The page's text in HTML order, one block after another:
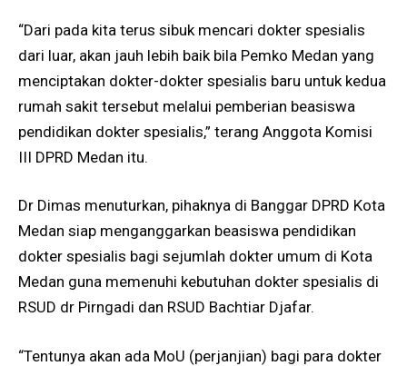
“Dari pada kita terus sibuk mencari dokter spesialis
dari luar, akan jauh lebih baik bila Pemko Medan yang
menciptakan dokter-dokter spesialis baru untuk kedua
rumah sakit tersebut melalui pemberian beasiswa
pendidikan dokter spesialis,” terang Anggota Komisi
III DPRD Medan itu.
Dr Dimas menuturkan, pihaknya di Banggar DPRD Kota
Medan siap menganggarkan beasiswa pendidikan
dokter spesialis bagi sejumlah dokter umum di Kota
Medan guna memenuhi kebutuhan dokter spesialis di
RSUD dr Pirngadi dan RSUD Bachtiar Djafar.
“Tentunya akan ada MoU (perjanjian) bagi para dokter